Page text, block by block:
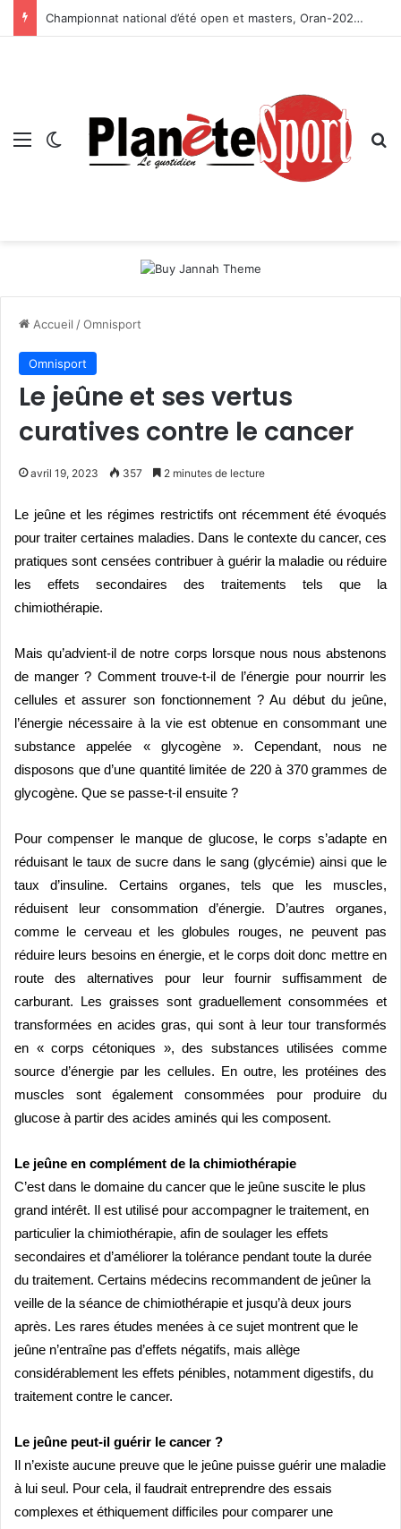
Championnat national d’été open et masters, Oran-2026 — Le CRB s’adjuge le titre
Menu Switch skin
Accueil /Omnisport
Omnisport
Le jeûne et ses vertus
curatives contre le cancer
avril 19, 2023 357 2 minutes de lecture
Le jeûne et les régimes restrictifs ont récemment été évoqués
pour traiter certaines maladies. Dans le contexte du cancer, ces
pratiques sont censées contribuer à guérir la maladie ou réduire
les effets secondaires des traitements tels que la
chimiothérapie.
Mais qu’advient-il de notre corps lorsque nous nous abstenons
de manger ? Comment trouve-t-il de l’énergie pour nourrir les
cellules et assurer son fonctionnement ? Au début du jeûne,
l’énergie nécessaire à la vie est obtenue en consommant une
substance appelée « glycogène ». Cependant, nous ne
disposons que d’une quantité limitée de 220à 370 grammes de
glycogène. Que se passe-t-il ensuite ?
Pour compenser le manque de glucose, le corps s’adapte en
réduisant le taux de sucre dans le sang (glycémie) ainsi que le
taux d’insuline. Certains organes, tels que les muscles,
réduisent leur consommation d’énergie. D’autres organes,
comme le cerveau et les globules rouges, ne peuvent pas
réduire leurs besoins en énergie, et le corps doit donc mettre en
route des alternatives pour leur fournir suffisamment de
carburant. Les graisses sont graduellement consommées et
transformées en acides gras, qui sont à leur tour transformés
en « corps cétoniques », des substances utilisées comme
source d’énergie par les cellules. En outre, les protéines des
muscles sont également consommées pour produire du
glucose à partir des acides aminés qui les composent.
Le jeûne en complément de la chimiothérapie
C’est dans le domaine du cancer que le jeûne suscite le plus
grand intérêt. Il est utilisé pour accompagner le traitement, en
particulier la chimiothérapie, afin de soulager les effets
secondaires et d’améliorer la tolérance pendant toute la durée
du traitement. Certains médecins recommandent de jeûner la
veille de la séance de chimiothérapie et jusqu’à deux jours
après. Les rares études menées à ce sujet montrent que le
jeûne n’entraîne pas d’effets négatifs, mais allège
considérablement les effets pénibles, notamment digestifs, du
traitement contre le cancer.
Le jeûne peut-il guérir le cancer ?
Il n’existe aucune preuve que le jeûne puisse guérir une maladie
à lui seul. Pour cela, il faudrait entreprendre des essais
complexes et éthiquement difficiles pour comparer une